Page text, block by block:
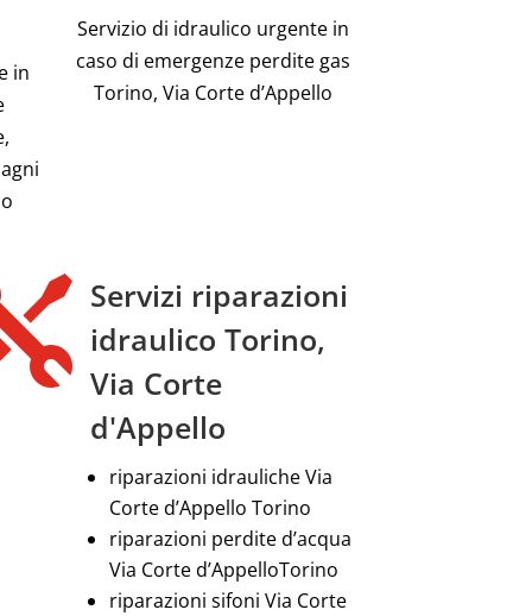
in
Servizio di idraulico urgente in
caso di emergenze perdite gas
Torino, Via Corte d’Appello
Servizi riparazioni
idraulico Torino,
Via Corte
d'Appello
riparazioni idrauliche Via
Corte d’Appello Torino
riparazioni perdite d’acqua
Via Corte d’AppelloTorino
riparazioni sifoni Via Corte